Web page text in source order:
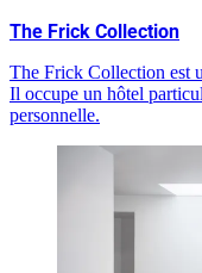
The Frick Collection
The Frick Collection est
Il occupe un hôtel
personnelle.